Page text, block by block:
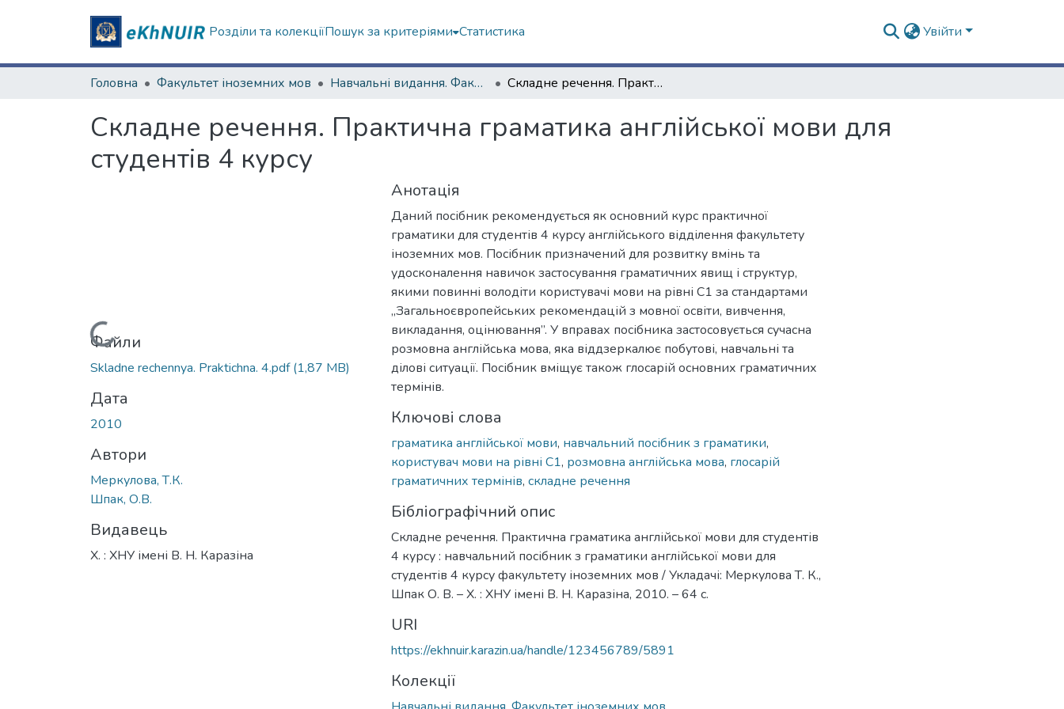
Розділи та колекціїПошук за критеріями Статистика Увійти
Головна Факультет іноземних мов Навчальні видання. Факультет іноземних мов Складне речення. Практична граматика англійської мови для студентів 4 курсу
Складне речення. Практична граматика англійської мови для
студентів 4 курсу
Вантажиться...
Файли
Skladne rechennya. Praktichna. 4.pdf(1,87 MB)
Дата
2010
Автори
Меркулова, Т.К.
Шпак, О.В.
Видавець
Х. : ХНУ імені В. Н. Каразіна
Анотація
Даний посібник рекомендується як основний курс практичної
граматики для студентів 4 курсу англійського відділення факультету
іноземних мов. Посібник призначений для розвитку вмінь та
удосконалення навичок застосування граматичних явищ і структур,
якими повинні володіти користувачі мови на рівні С1 за стандартами
„Загальноєвропейських рекомендацій з мовної освіти, вивчення,
викладання, оцінювання”. У вправах посібника застосовується сучасна
розмовна англійська мова, яка віддзеркалює побутові, навчальні та
ділові ситуації. Посібник вміщує також глосарій основних граматичних
термінів.
Ключові слова
граматика англійської мови, навчальний посібник з граматики,
користувач мови на рівні С1, розмовна англійська мова, глосарій
граматичних термінів, складне речення
Бібліографічний опис
Складне речення. Практична граматика англійської мови для студентів
4 курсу : навчальний посібник з граматики англійської мови для
студентів 4 курсу факультету іноземних мов / Укладачі: Меркулова Т. К.,
Шпак О. В. – Х. : ХНУ імені В. Н. Каразіна, 2010. – 64 с.
URI
https://ekhnuir.karazin.ua/handle/123456789/5891
Колекції